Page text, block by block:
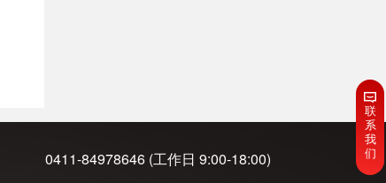
0411-84978646 (工作日 9:00-18:00)
联
系
我
们